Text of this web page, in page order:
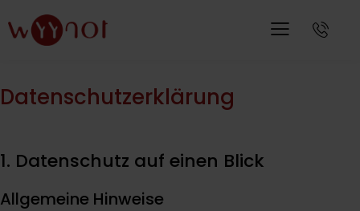
Datenschutzerklärung
1. Datenschutz auf einen Blick
Allgemeine Hinweise